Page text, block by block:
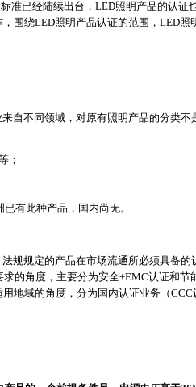
准已经陆续出台，LED照明产品的认证
围绕LED照明产品认证的范围，LED
自不同领域，对原有照明产品的分类
；
有此种产品，国内尚无。
规规定的产品在市场流通所必须具备
的角度，主要分为安全+EMC认证和
地域的角度，分为国内认证业务（